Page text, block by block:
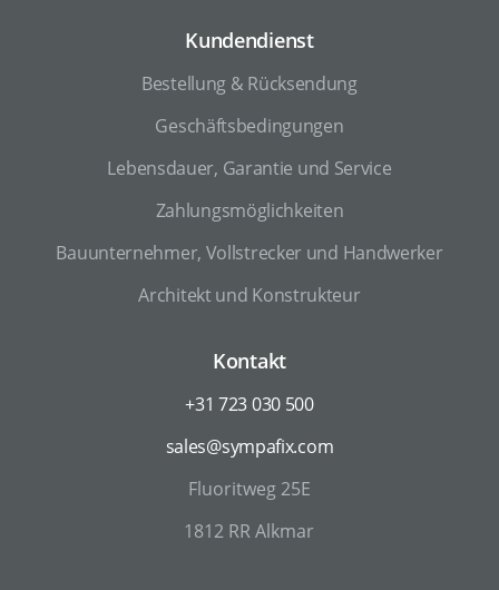
Kundendienst
Bestellung & Rücksendung
Geschäftsbedingungen
Lebensdauer, Garantie und Service
Zahlungsmöglichkeiten
Bauunternehmer, Vollstrecker und Handwerker
Architekt und Konstrukteur
Kontakt
+31 723 030 500
sales@sympafix.com
Fluoritweg 25E
1812 RR Alkmar